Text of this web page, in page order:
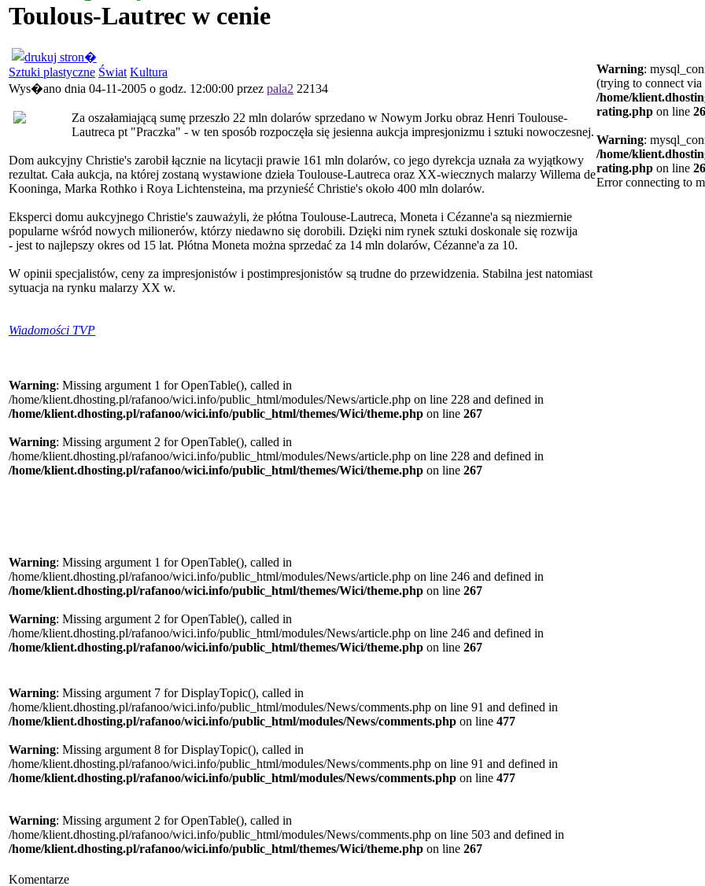
Toulous-Lautrec w cenie
Sztuki plastyczne Świat Kultura
Wys�ano dnia 04-11-2005 o godz. 12:00:00 przez pala2 22134
Za oszałamiającą sumę przeszło 22 mln dolarów sprzedano w Nowym Jorku obraz Henri Toulouse-
Lautreca pt "Praczka" - w ten sposób rozpoczęła się jesienna aukcja impresjonizmu i sztuki nowoczesnej.
Dom aukcyjny Christie's zarobił łącznie na licytacji prawie 161 mln dolarów, co jego dyrekcja uznała za wyjątkowy
rezultat. Cała aukcja, na której zostaną wystawione dzieła Toulouse-Lautreca oraz XX-wiecznych malarzy Willema de
Kooninga, Marka Rothko i Roya Lichtensteina, ma przynieść Christie's około 400 mln dolarów.
Eksperci domu aukcyjnego Christie's zauważyli, że płótna Toulouse-Lautreca, Moneta i Cézanne'a są niezmiernie
popularne wśród nowych milionerów, którzy niedawno się dorobili. Dzięki nim rynek sztuki doskonale się rozwija
- jest to najlepszy okres od 15 lat. Płótna Moneta można sprzedać za 14 mln dolarów, Cézanne'a za 10.
W opinii specjalistów, ceny za impresjonistów i postimpresjonistów są trudne do przewidzenia. Stabilna jest natomiast
sytuacja na rynku malarzy XX w.
Wiadomości TVP
Warning: Missing argument 1 for OpenTable(), called in
/home/klient.dhosting.pl/rafanoo/wici.info/public_html/modules/News/article.php on line 228 and defined in
/home/klient.dhosting.pl/rafanoo/wici.info/public_html/themes/Wici/theme.php on line 267
Warning: Missing argument 2 for OpenTable(), called in
/home/klient.dhosting.pl/rafanoo/wici.info/public_html/modules/News/article.php on line 228 and defined in
/home/klient.dhosting.pl/rafanoo/wici.info/public_html/themes/Wici/theme.php on line 267
Warning: Missing argument 1 for OpenTable(), called in
/home/klient.dhosting.pl/rafanoo/wici.info/public_html/modules/News/article.php on line 246 and defined in
/home/klient.dhosting.pl/rafanoo/wici.info/public_html/themes/Wici/theme.php on line 267
Warning: Missing argument 2 for OpenTable(), called in
/home/klient.dhosting.pl/rafanoo/wici.info/public_html/modules/News/article.php on line 246 and defined in
/home/klient.dhosting.pl/rafanoo/wici.info/public_html/themes/Wici/theme.php on line 267
Warning: Missing argument 7 for DisplayTopic(), called in
/home/klient.dhosting.pl/rafanoo/wici.info/public_html/modules/News/comments.php on line 91 and defined in
/home/klient.dhosting.pl/rafanoo/wici.info/public_html/modules/News/comments.php on line 477
Warning: Missing argument 8 for DisplayTopic(), called in
/home/klient.dhosting.pl/rafanoo/wici.info/public_html/modules/News/comments.php on line 91 and defined in
/home/klient.dhosting.pl/rafanoo/wici.info/public_html/modules/News/comments.php on line 477
Warning: Missing argument 2 for OpenTable(), called in
/home/klient.dhosting.pl/rafanoo/wici.info/public_html/modules/News/comments.php on line 503 and defined in
/home/klient.dhosting.pl/rafanoo/wici.info/public_html/themes/Wici/theme.php on line 267
Komentarze
Warning:
(trying to connect
/home/
rating.php on line 26
Warning:
/home/
rating.php on line 26
Error connecting to